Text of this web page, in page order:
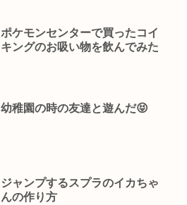
ポケモンセンターで買ったコイ
キングのお吸い物を飲んでみた
幼稚園の時の友達と遊んだ😝
ジャンプするスプラのイカちゃ
んの作り方